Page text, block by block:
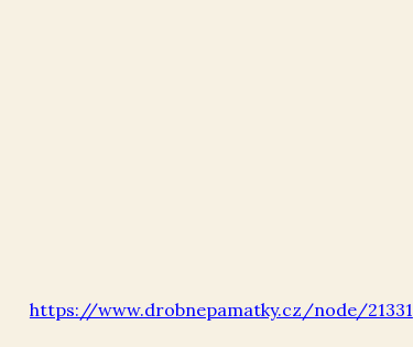
https://www.drobnepamatky.cz/node/21331